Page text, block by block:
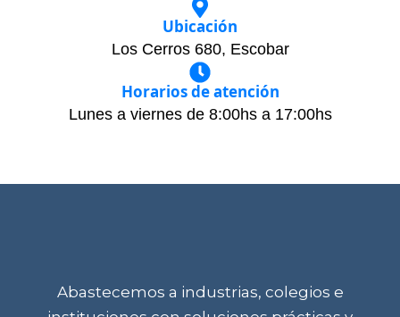
Ubicación
Los Cerros 680, Escobar
Horarios de atención
Lunes a viernes de 8:00hs a 17:00hs
Abastecemos a industrias, colegios e